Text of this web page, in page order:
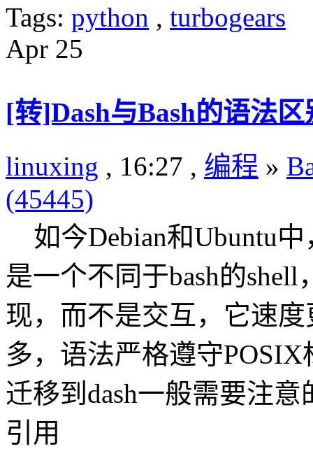
Tags: python , turbogears
Apr 25
[转]Dash与Bash的语法区
linuxing , 16:27 , 编程 »
(45445)
如今Debian和Ubuntu中
是一个不同于bash的
现，而不是交互，它速
多，语法严格遵守
迁移到dash一般需要注意
引用